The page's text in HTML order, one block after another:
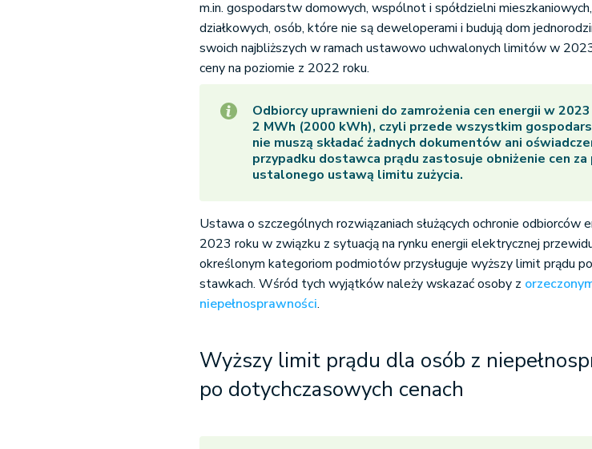
m.in. gospodarstw domowych, wspólnot i spółdzielni
działkowych, osób, które nie są deweloperami i budują dom
swoich najbliższych w ramach ustawowo uchwalonych limitów w
ceny na poziomie z 2022 roku.
Odbiorcy uprawnieni do zamrożenia cen energii w
2 MWh (2000 kWh), czyli przede wszystkim
nie muszą składać żadnych dokumentów ani
przypadku dostawca prądu zastosuje obniżenie cen za
ustalonego ustawą limitu zużycia.
Ustawa o szczególnych rozwiązaniach służących ochronie odbiorców
2023 roku w związku z sytuacją na rynku energii elektrycznej
określonym kategoriom podmiotów przysługuje wyższy limit prądu
stawkach. Wśród tych wyjątków należy wskazać osoby z
niepełnosprawności.
Wyższy limit prądu dla osób z
po dotychczasowych cenach